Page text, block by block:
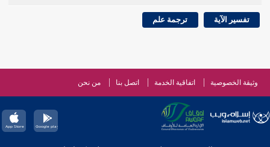
تفسير الآية ترجمة علم
وثيقة الخصوصية اتفاقية الخدمة اتصل بنا من نحن